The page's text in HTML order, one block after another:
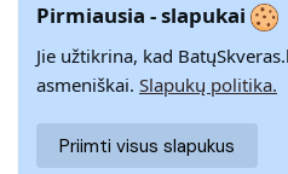
SAUGUS MOKĖJIMAS
SSL šifravimas užtikrina
saugumo lygį
Pirmiausia - slapukai
Jie užtikrina, kad
asmeniškai. Slapukų politika.
Priimti visus slapukus